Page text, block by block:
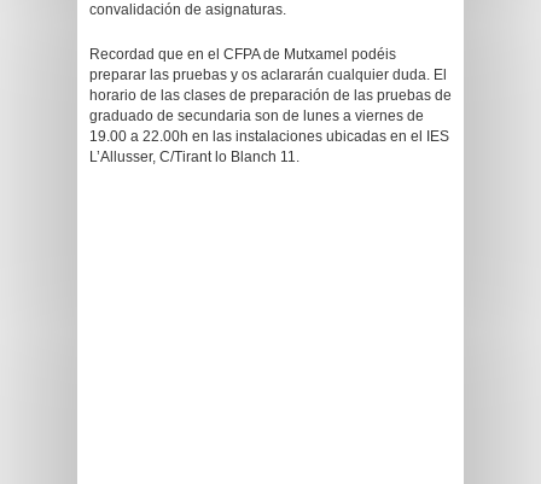
convalidación de asignaturas.
Recordad que en el CFPA de Mutxamel podéis
preparar las pruebas y os aclararán cualquier duda. El
horario de las clases de preparación de las pruebas de
graduado de secundaria son de lunes a viernes de
19.00 a 22.00h en las instalaciones ubicadas en el IES
L’Allusser, C/Tirant lo Blanch 11.